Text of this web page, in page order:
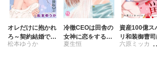
沢音千尋
藤春都
片山絢森
愛成れお
オレだけに抱かれ
ろ～契約結婚で憧
れの教授の妻にな
松本ゆうか
冷徹CEOは田舎の
女神に恋をする～
奥まで溶かす深い
夏生恒
資産100億ス
リ和装御曹
黒い獣～イジ
六原ミッカ